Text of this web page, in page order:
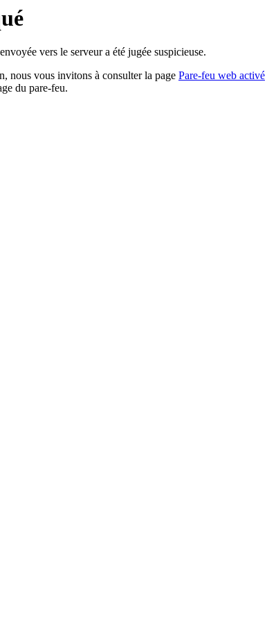
vers le serveur a été jugée suspicieuse.
nous vous invitons à consulter la page Pare-feu web activé
du pare-feu.